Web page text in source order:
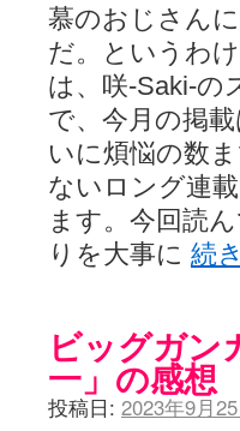
ＳＳＳ（咲ＳＳ）感想
ひまじんひまんじ / 読書
煌-Subara- - 咲-saki- /
SYNTH 2006 - 咲 -
かえんだん - 咲-Saki- /
Saki-1 グランプリ ～咲
木と木と木 - 咲-saki- /
ヤンデレ・狂気の百合
迷子の坊やのみちくさ
私的素敵ジャンク / [咲-
麻雀自由帳 - 咲-Saki- /
LAT. 39°20' N - 咲-
低姿勢ニワカの麻雀 / マ
Hinamado blog - 咲-
咲ワン・neo[仮] / 私事。
EL HOLAZO - 咲-Saki- /
何の変哲もない咲の地
慕のおじさん
だ。というわ
は、咲-Saki-の
で、今月の掲
いに煩悩の数
ないロング連
ます。今回読
りを大事に 続
ビッグガ
一」の感想
投稿日: 2023年9月